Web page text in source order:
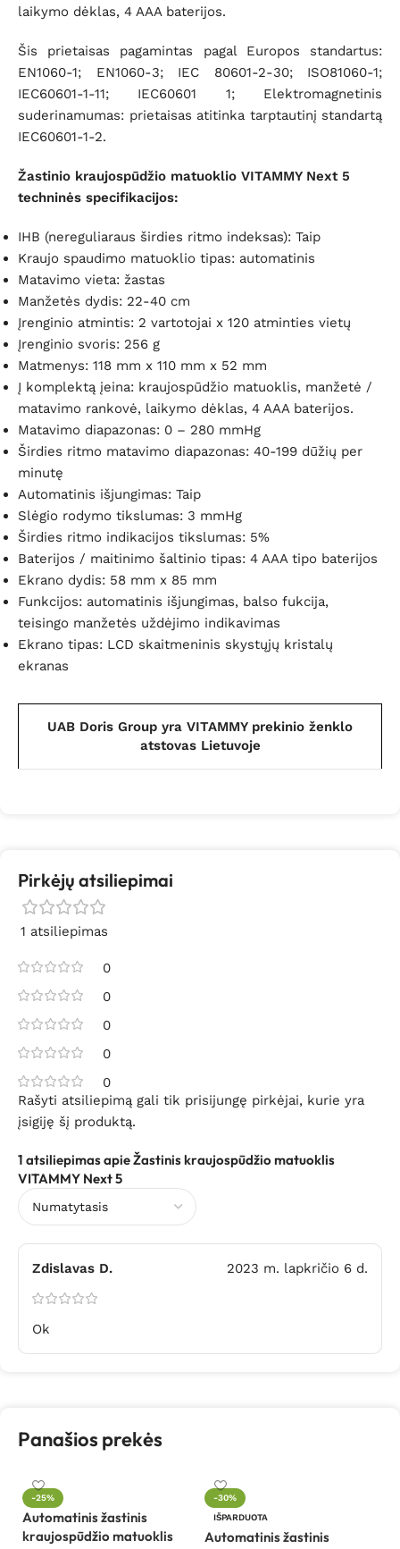
laikymo dėklas, 4 AAA baterijos.
Šis prietaisas pagamintas pagal Europos standartus:
EN1060-1; EN1060-3; IEC 80601-2-30; ISO81060-1;
IEC60601-1-11; IEC60601 1; Elektromagnetinis
suderinamumas: prietaisas atitinka tarptautinį standartą
IEC60601-1-2.
Žastinio kraujospūdžio matuoklio VITAMMY Next 5
techninės specifikacijos:
IHB (nereguliaraus širdies ritmo indeksas): Taip
Kraujo spaudimo matuoklio tipas: automatinis
Matavimo vieta: žastas
Manžetės dydis: 22-40 cm
Įrenginio atmintis: 2 vartotojai x 120 atminties vietų
Įrenginio svoris: 256 g
Matmenys: 118 mm x 110 mm x 52 mm
Į komplektą įeina: kraujospūdžio matuoklis, manžetė /
matavimo rankovė, laikymo dėklas, 4 AAA baterijos.
Matavimo diapazonas: 0 – 280 mmHg
Širdies ritmo matavimo diapazonas: 40-199 dūžių per
minutę
Automatinis išjungimas: Taip
Slėgio rodymo tikslumas: 3 mmHg
Širdies ritmo indikacijos tikslumas: 5%
Baterijos / maitinimo šaltinio tipas: 4 AAA tipo baterijos
Ekrano dydis: 58 mm x 85 mm
Funkcijos: automatinis išjungimas, balso fukcija,
teisingo manžetės uždėjimo indikavimas
Ekrano tipas: LCD skaitmeninis skystųjų kristalų
ekranas
UAB Doris Group yra VITAMMY prekinio ženklo
atstovas Lietuvoje
Pirkėjų atsiliepimai
1 atsiliepimas
0
0
0
0
0
1 atsiliepimas apieŽastinis kraujospūdžio matuoklis
VITAMMY Next 5
Zdislavas D. 2023 m. lapkričio 6 d.
Ok
Rašyti atsiliepimą gali tik prisijungę pirkėjai, kurie yra
įsigiję šį produktą.
Panašios prekės
-25%
Automatinis žastinis
kraujospūdžio matuoklis
-30%
IŠPARDUOTA
Automatinis žastinis